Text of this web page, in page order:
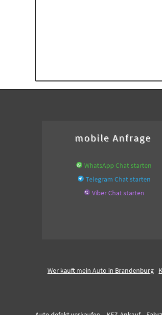
mobile Anfrage
WhatsApp Chat starten
Telegram Chat starten
Viber Chat starten
Wer kauft mein Auto in Brandenburg